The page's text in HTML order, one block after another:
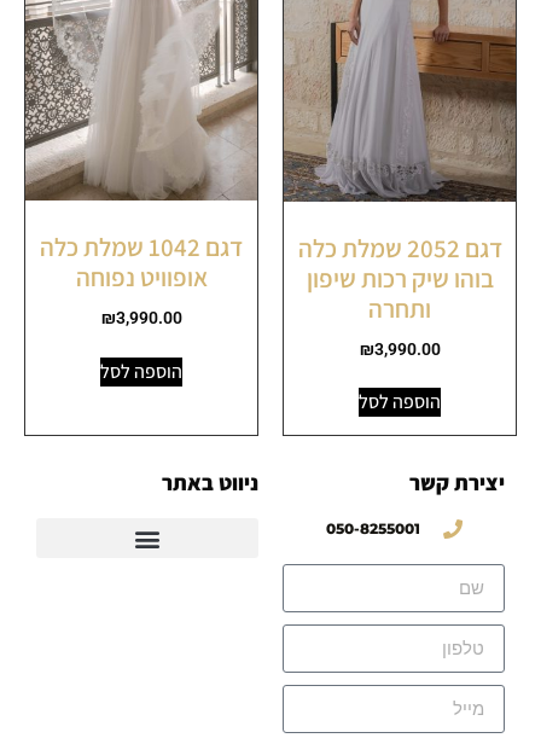
דגם 2052 שמלת כלה
בוהו שיק רכות שיפון
ותחרה
₪3,990.00
הוספה לסל
דגם 1042 שמלת כלה
אופוויט נפוחה
₪3,990.00
הוספה לסל
יצירת קשר
050-8255001
ניווט באתר